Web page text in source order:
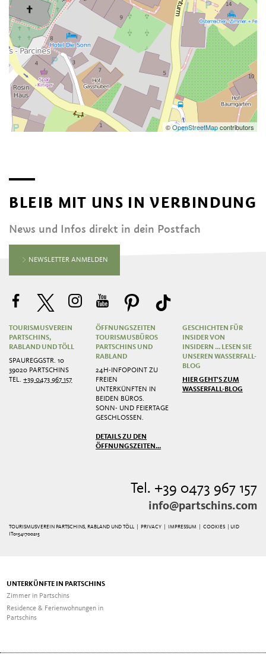
©OpenStreetMapcontributors
BLEIB MIT UNS IN VERBINDUNG
News und Infos direkt in dein Postfach
NEWSLETTER ANMELDEN
TOURISMUSVEREIN
PARTSCHINS,
RABLAND UND TÖLL
SPAUREGGSTR. 10
39020 PARTSCHINS
TEL.+39 0473 967 157
ÖFFNUNGSZEITEN
TOURISMUSBÜROS
PARTSCHINS UND
RABLAND
24H-INFOPOINT ZU
FREIEN
UNTERKÜNFTEN IN
BEIDEN BÜROS.
SONN- UND FEIERTAGE
GESCHLOSSEN.
DETAILS ZU DEN
ÖFFNUNGSZEITEN...
GESCHICHTEN FÜR
INSIDER VON
INSIDERN ... LESEN SIE
UNSEREN WASSERFALL-
BLOG
HIER GEHT'S ZUM
WASSERFALL-BLOG
Tel. +39 0473 967 157
info@partschins.com
TOURISMUSVEREIN PARTSCHINS, RABLAND UND TÖLL | PRIVACY IMPRESSUM |COOKIES
| UID
IT01541700215
UNTERKÜNFTE IN PARTSCHINS
Zimmer in Partschins
Residence & Ferienwohnungen in
Partschins